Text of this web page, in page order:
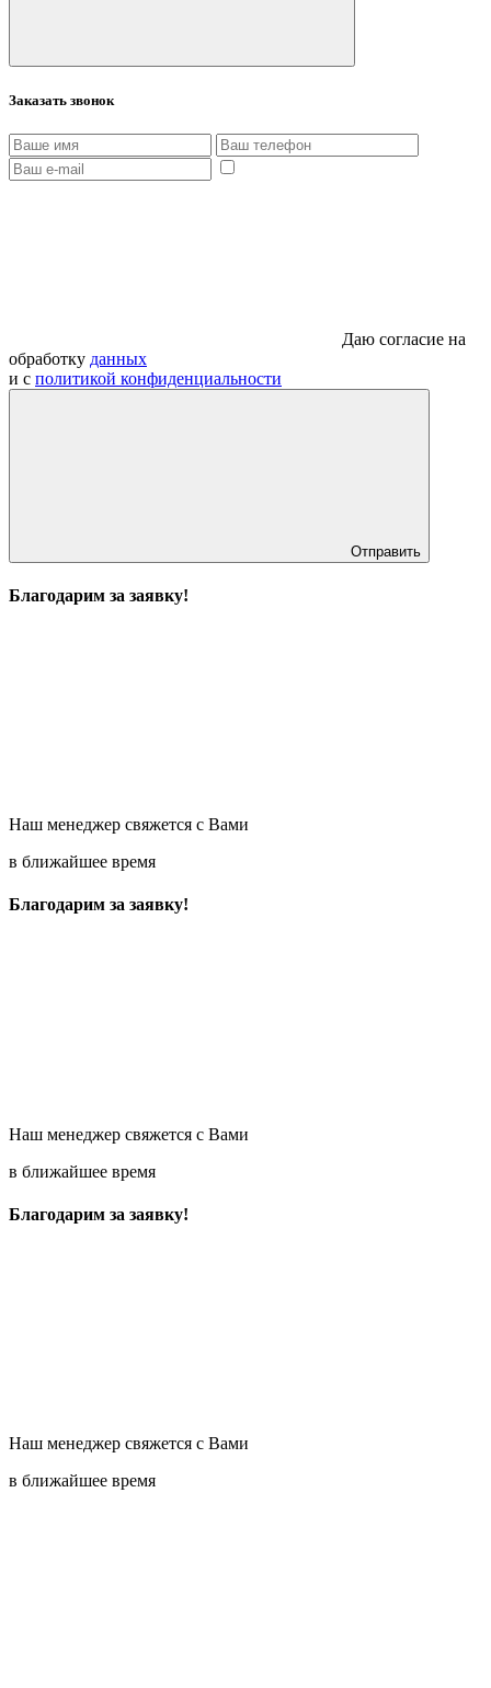
Заказать звонок
Даю согласие на
обработку данных
и с политикой конфиденциальности
Отправить
Благодарим за заявку!
Наш менеджер свяжется с Вами
в ближайшее время
Благодарим за заявку!
Наш менеджер свяжется с Вами
в ближайшее время
Благодарим за заявку!
Наш менеджер свяжется с Вами
в ближайшее время